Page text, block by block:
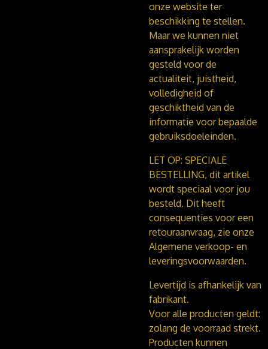
onze website ter
beschikking te stellen.
Maar we kunnen niet
aansprakelijk worden
gesteld voor de
actualiteit, juistheid,
volledigheid of
geschiktheid van de
informatie voor bepaalde
gebruiksdoeleinden.
LET OP: SPECIALE
BESTELLING, dit artikel
wordt speciaal voor jou
besteld. Dit heeft
consequenties voor een
retouraanvraag, zie onze
Algemene verkoop- en
leveringsvoorwaarden.
Levertijd is afhankelijk van
fabrikant.
Voor alle producten geldt:
zolang de voorraad strekt.
Producten kunnen